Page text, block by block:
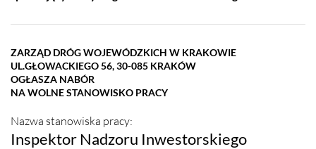
ZARZĄD DRÓG WOJEWÓDZKICH W KRAKOWIE
UL.GŁOWACKIEGO 56, 30-085 KRAKÓW
OGŁASZA NABÓR
NA WOLNE STANOWISKO PRACY
Nazwa stanowiska pracy:
Inspektor Nadzoru Inwestorskiego